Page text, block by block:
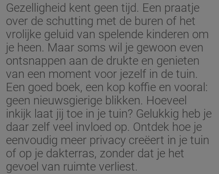
Gezelligheid kent geen tijd. Een praatje
over de schutting met de buren of het
vrolijke geluid van spelende kinderen om
je heen. Maar soms wil je gewoon even
ontsnappen aan de drukte en genieten
van een moment voor jezelf in de tuin.
Een goed boek, een kop koffie en vooral:
geen nieuwsgierige blikken. Hoeveel
inkijk laat jij toe in je tuin? Gelukkig heb je
daar zelf veel invloed op. Ontdek hoe je
eenvoudig meer privacy creëert in je tuin
of op je dakterras, zonder dat je het
gevoel van ruimte verliest.